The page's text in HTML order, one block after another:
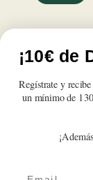
Scavi
Spumante
Scavi
¡10€ de
Regístrate y
un mínimo de